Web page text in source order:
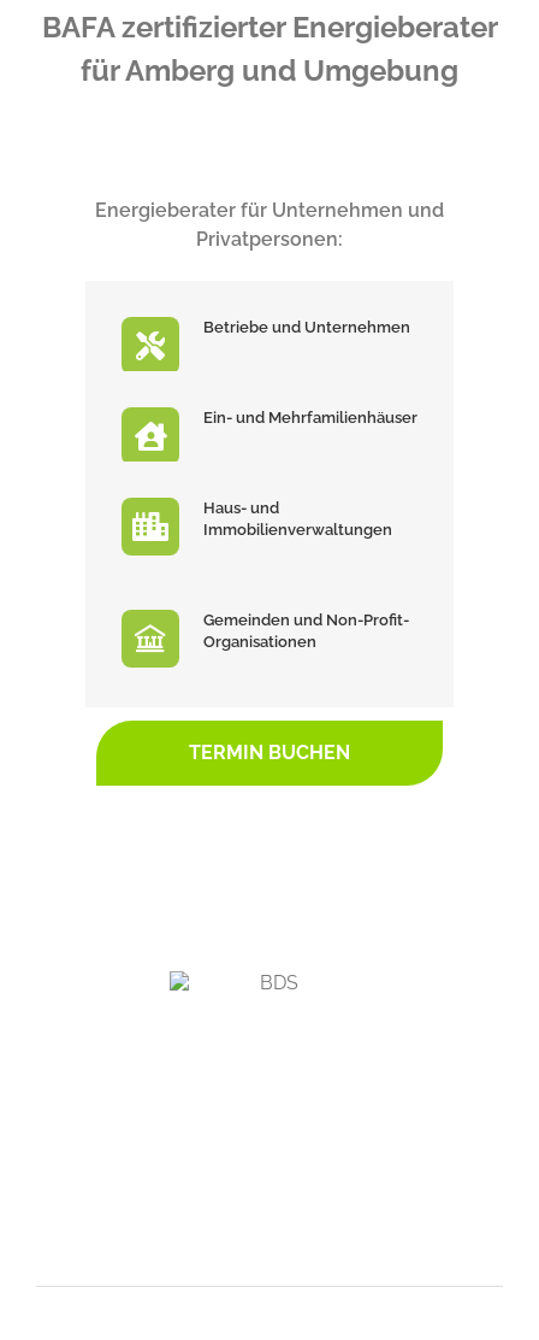
BAFA zertifizierter Energieberater
für Amberg und Umgebung
Energieberater für Unternehmen und
Privatpersonen:
Betriebe und Unternehmen
Ein- und Mehrfamilienhäuser
Haus- und
Immobilienverwaltungen
Gemeinden und Non-Profit-
Organisationen
TERMIN BUCHEN